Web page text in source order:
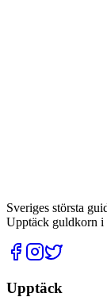
Sveriges största
Upptäck guldkorn i
Upptäck